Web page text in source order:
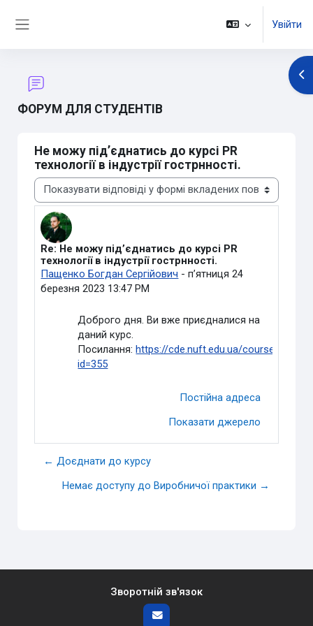
Увійти
ФОРУМ ДЛЯ СТУДЕНТІВ
Не можу під’єднатись до курсі PR
технології в індустрії гострнності.
Тип показу
Re: Не можу під’єднатись до курсі PR
технології в індустрії гострнності.
Пащенко Богдан Сергійович -пʼятниця 24
березня 2023 13:47 PM
Кількість відповідей: 0
Доброго дня. Ви вже приєдналися на
даний курс.
Посилання:https://cde.nuft.edu.ua/course/
id=355
Постійна адреса
Показати джерело
← Доєднати до курсу
Немає доступу до Виробничої практики →
Зворотній зв'язок